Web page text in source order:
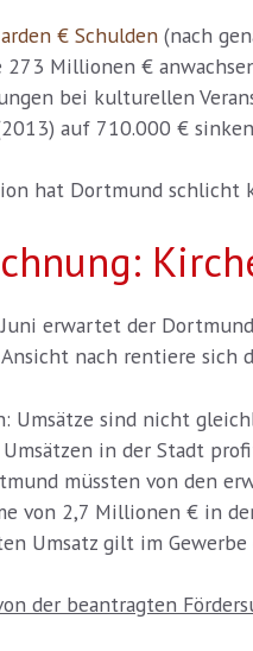
€ Schulden (nach
Millionen €
bei kulturellen
auf 710.000 €
hat Dortmund
erwartet der
nach rentiere
Umsätze sind nicht
Umsätzen in der Stadt
müssten von den
von 2,7 Millionen € in
Umsatz gilt im
der beantragten